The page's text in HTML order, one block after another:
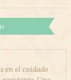
en el cuidado